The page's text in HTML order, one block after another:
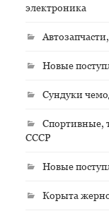
электроника
Новые
Сундуки
Спортивные,
СССР
Новые
Корыта